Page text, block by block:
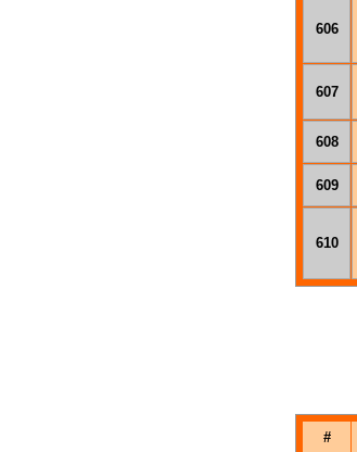
606
607
608
609
610
#